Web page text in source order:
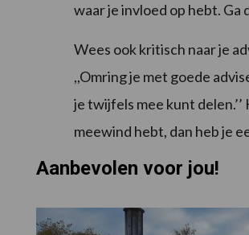
waar je invloed op hebt. Ga
Wees ook kritisch naar je
,,Omring je met goede
je twijfels mee kunt
meewind hebt, dan heb je
Aanbevolen voor jou!